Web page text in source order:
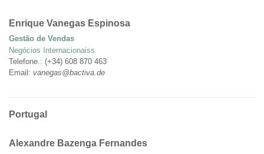
Enrique Vanegas Espinosa
Gestão de Vendas
Negócios Internacionaiss
Telefone.: (+34) 608 870 463
Email: vanegas@bactiva.de
Portugal
Alexandre Bazenga Fernandes